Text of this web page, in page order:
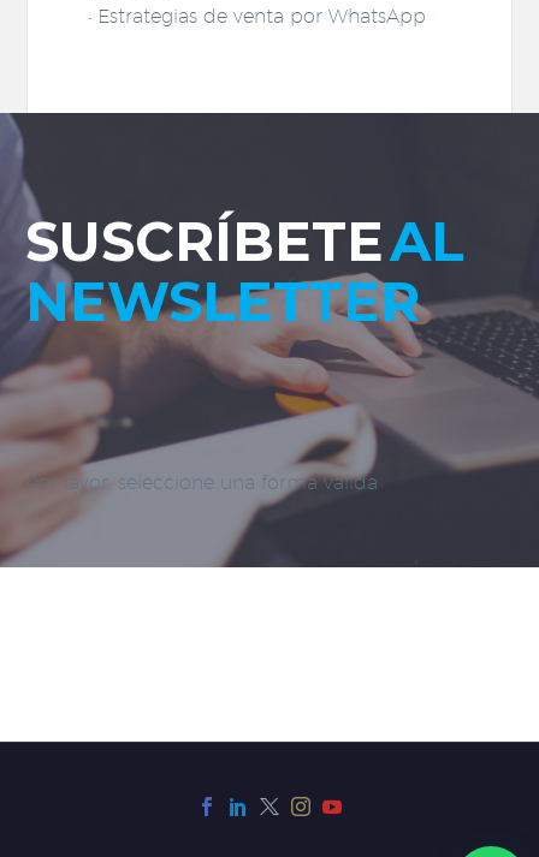
• Estrategias de venta por WhatsApp
SUSCRÍBETEAL
NEWSLETTER
Por favor, seleccione una forma válida